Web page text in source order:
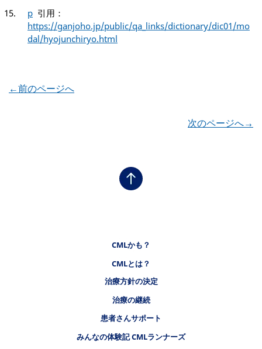
p 引用：
https://ganjoho.jp/public/qa_links/dictionary/dic01/mo
dal/hyojunchiryo.html
←前のページへ
次のページへ→
CMLかも？
CMLとは？
治療方針の決定
治療の継続
患者さんサポート
みんなの体験記 CMLランナーズ